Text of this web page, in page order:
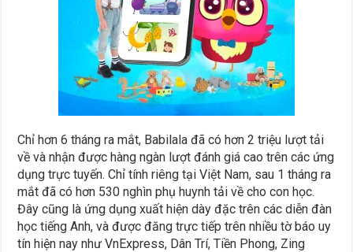
Chỉ hơn 6 tháng ra mắt, Babilala đã có hơn 2 triệu lượt tải
về và nhận được hàng ngàn lượt đánh giá cao trên các ứng
dụng trực tuyến. Chỉ tính riêng tại Việt Nam, sau 1 tháng ra
mắt đã có hơn 530 nghìn phụ huynh tải về cho con học.
Đây cũng là ứng dụng xuất hiện dày đặc trên các diễn đàn
học tiếng Anh, và được đăng trực tiếp trên nhiều tờ báo uy
tín hiện nay như VnExpress, Dân Trí, Tiền Phong, Zing